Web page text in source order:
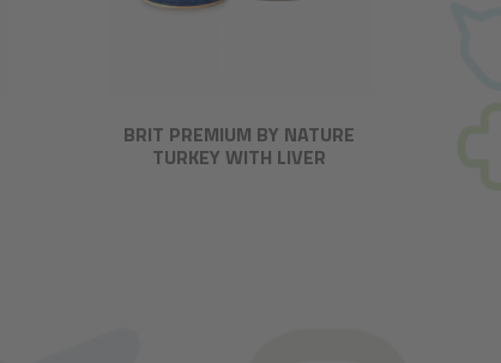
BRIT PREMIUM BY NATURE
TURKEY WITH LIVER